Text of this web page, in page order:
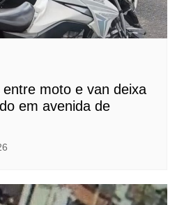
moto e van deixa
em avenida de